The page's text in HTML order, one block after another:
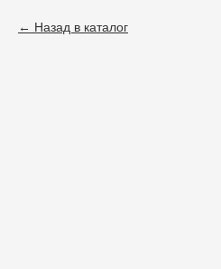
Назад в каталог